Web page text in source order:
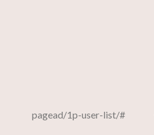
pagead/1p-user-list/#